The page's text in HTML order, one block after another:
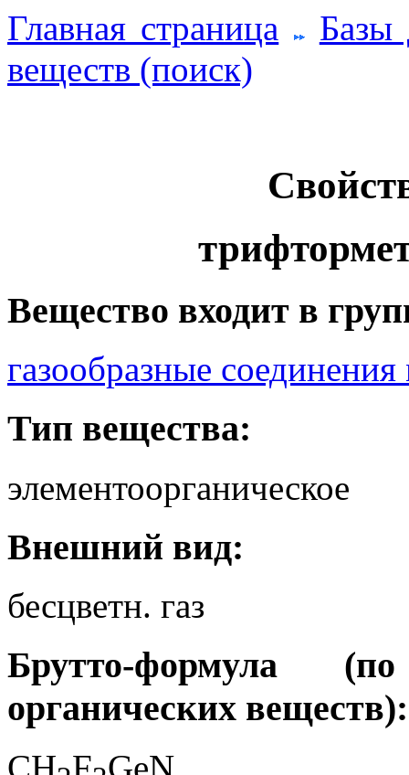
Главная страница
Базы
веществ (поиск)
Вещество входит в
газообразные соединения
Тип вещества:
элементоорганическое
Внешний вид:
бесцветн. газ
Брутто-формула
органических веществ):
CH F GeN